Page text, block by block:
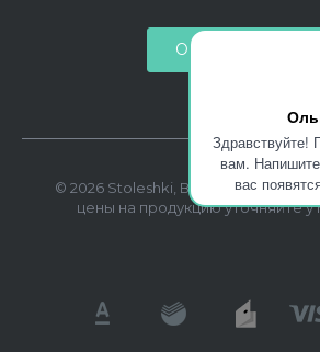
Здравствуйте!
вам.
вас
Обратный звонок
© 2026 Stoleshki, Все права
цены на продукцию уточняйте